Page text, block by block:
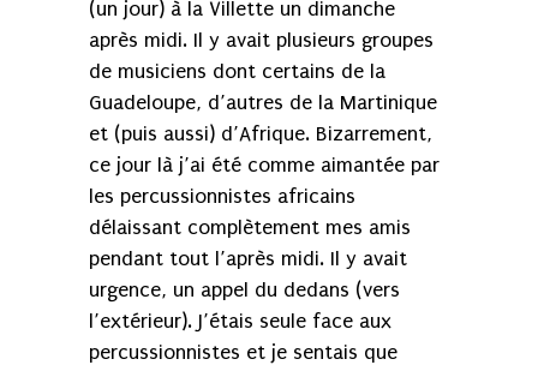
(un jour) à la Villette un dimanche
après midi. Il y avait plusieurs groupes
de musiciens dont certains de la
Guadeloupe, d’autres de la Martinique
et (puis aussi) d’Afrique. Bizarrement,
ce jour là j’ai été comme aimantée par
les percussionnistes africains
délaissant complètement mes amis
pendant tout l’après midi. Il y avait
urgence, un appel du dedans (vers
l’extérieur). J’étais seule face aux
percussionnistes et je sentais que